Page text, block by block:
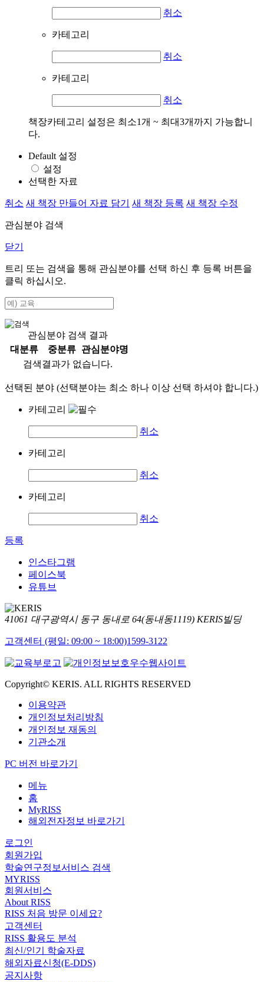
취소
카테고리
취소
카테고리
취소
책장카테고리 설정은 최소1개 ~ 최대3개까지 가능합니
다.
Default 설정
설정
선택한 자료
취소 새 책장 만들어 자료 담기 새 책장 등록 새 책장 수정
관심분야 검색
닫기
트리 또는 검색을 통해 관심분야를 선택 하신 후 등록 버튼을
클릭 하십시오.
관심분야 검색 결과
대분류
중분류
관심분야명
검색결과가 없습니다.
선택된 분야 (선택분야는 최소 하나 이상 선택 하셔야 합니다.)
카테고리
취소
카테고리
취소
카테고리
취소
등록
인스타그램
페이스북
유튜브
41061 대구광역시 동구 동내로 64(동내동1119) KERIS빌딩
고객센터 (평일: 09:00 ~ 18:00)1599-3122
Copyright© KERIS. ALL RIGHTS RESERVED
이용약관
개인정보처리방침
개인정보 재동의
기관소개
PC 버전 바로가기
메뉴
홈
MyRISS
해외전자정보 바로가기
로그인
회원가입
학술연구정보서비스 검색
MYRISS
회원서비스
About RISS
RISS 처음 방문 이세요?
고객센터
RISS 활용도 분석
최신/인기 학술자료
해외자료신청(E-DDS)
공지사항